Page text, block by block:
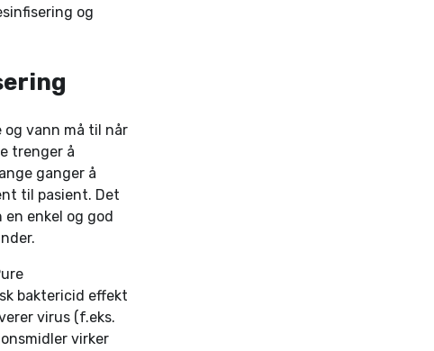
og
og vann må til når
trenger å
ganger å
til pasient. Det
enkel og god
baktericid effekt
virus (f.eks.
virker